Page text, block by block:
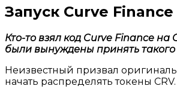
Запуск Curve Finance
Кто-то взял код Curve Finance
были вынуждены принять такого
Неизвестный призвал
начать распределять токены